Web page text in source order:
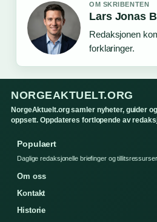
OM SKRIBENTEN
Lars Jonas
Redaksjonen
forklaringer.
NORGEAKTUELT.ORG
NorgeAktuelt.org samler nyheter, guider
oppsett. Oppdateres fortlopende av
Populaert
Daglige redaksjonelle briefinger og
Om oss
Kontakt
Historie